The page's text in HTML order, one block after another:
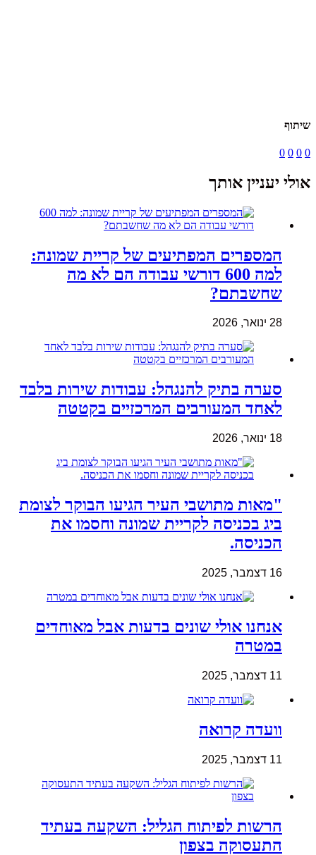
שיתוף
0
0
0
0
אולי יעניין אותך
המספרים המפתיעים של קריית שמונה:
למה 600 דורשי עבודה הם לא מה
שחשבתם?
28 ינואר, 2026
סערה בתיק להנגהל: עבודות שירות בלבד
לאחד המעורבים המרכזיים בקטטה
18 ינואר, 2026
"מאות מתושבי העיר הגיעו הבוקר לצומת
ביג בכניסה לקריית שמונה וחסמו את
הכניסה.
16 דצמבר, 2025
אנחנו אולי שונים בדעות אבל מאוחדים
במטרה
11 דצמבר, 2025
וועדה קרואה
11 דצמבר, 2025
הרשות לפיתוח הגליל: השקעה בעתיד
התעסוקה בצפון